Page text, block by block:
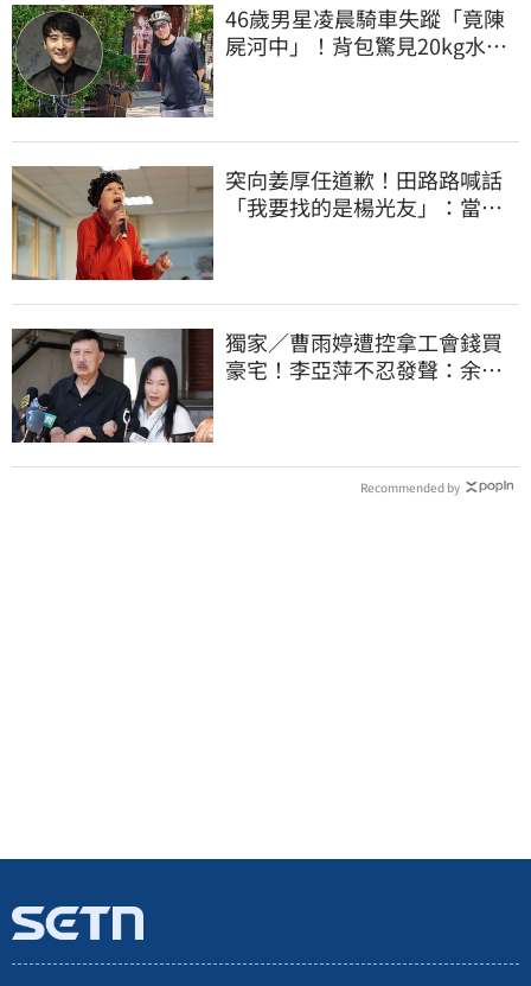
46歲男星凌晨騎車失蹤「竟陳
屍河中」！背包驚見20kg水泥
突向姜厚任道歉！田路路喊話
「我要找的是楊光友」：當時
獨家／曹雨婷遭控拿工會錢買
豪宅！李亞萍不忍發聲：余天
Recommended by